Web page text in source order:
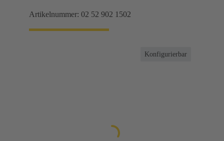
Artikelnummer: 02 52 902 1502
Konfigurierbar